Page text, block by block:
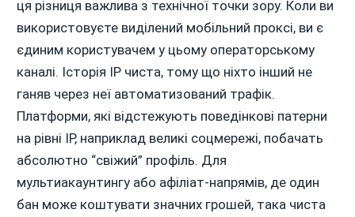
ця різниця важлива з технічної точки зору. Коли ви
використовуєте виділений мобільний проксі, ви є
єдиним користувачем у цьому операторському
каналі. Історія IP чиста, тому що ніхто інший не
ганяв через неї автоматизований трафік.
Платформи, які відстежують поведінкові патерни
на рівні IP, наприклад великі соцмережі, побачать
абсолютно “свіжий” профіль. Для
мультиакаунтингу або афіліат-напрямів, де один
бан може коштувати значних грошей, така чиста